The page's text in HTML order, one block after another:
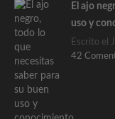
El ajo
uso y
Escrito el
42